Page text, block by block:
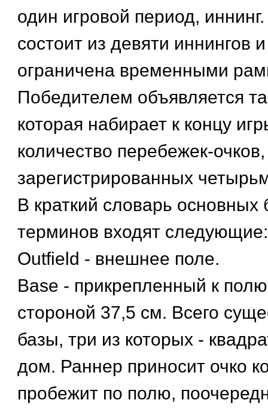
один игровой период,
состоит из девяти иннингов
ограничена временными
Победителем объявляется
которая набирает к концу
количество перебежек-очков,
зарегистрированных
В краткий словарь основных
терминов входят следующие:
Оutfield - внешнее поле.
Вase - прикрепленный к
стороной 37,5 см. Всего
базы, три из которых -
дом. Раннер приносит очко
пробежит по полю,